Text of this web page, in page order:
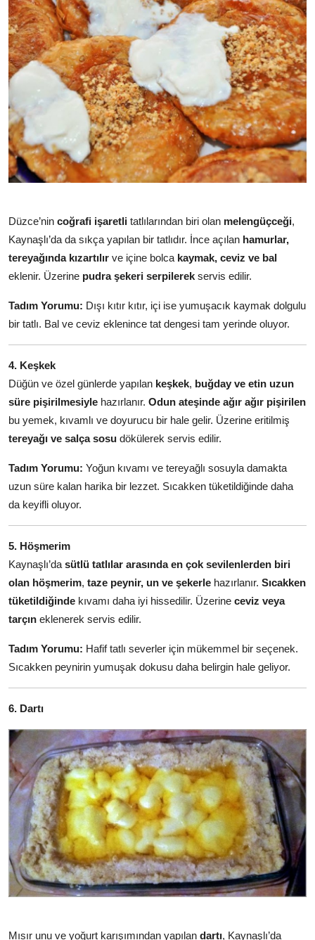
Düzce’nin coğrafi işaretli tatlılarından biri olan melengüçceği,
Kaynaşlı’da da sıkça yapılan bir tatlıdır. İnce açılan hamurlar,
tereyağında kızartılır ve içine bolca kaymak, ceviz ve bal
eklenir. Üzerine pudra şekeri serpilerek servis edilir.
Tadım Yorumu: Dışı kıtır kıtır, içi ise yumuşacık kaymak dolgulu
bir tatlı. Bal ve ceviz eklenince tat dengesi tam yerinde oluyor.
4. Keşkek
Düğün ve özel günlerde yapılan keşkek, buğday ve etin uzun
süre pişirilmesiyle hazırlanır. Odun ateşinde ağır ağır pişirilen
bu yemek, kıvamlı ve doyurucu bir hale gelir. Üzerine eritilmiş
tereyağı ve salça sosu dökülerek servis edilir.
Tadım Yorumu: Yoğun kıvamı ve tereyağlı sosuyla damakta
uzun süre kalan harika bir lezzet. Sıcakken tüketildiğinde daha
da keyifli oluyor.
5. Höşmerim
Kaynaşlı’da sütlü tatlılar arasında en çok sevilenlerden biri
olan höşmerim, taze peynir, un ve şekerle hazırlanır. Sıcakken
tüketildiğinde kıvamı daha iyi hissedilir. Üzerine ceviz veya
tarçın eklenerek servis edilir.
Tadım Yorumu: Hafif tatlı severler için mükemmel bir seçenek.
Sıcakken peynirin yumuşak dokusu daha belirgin hale geliyor.
6. Dartı
Mısır unu ve yoğurt karışımından yapılan dartı, Kaynaşlı’da